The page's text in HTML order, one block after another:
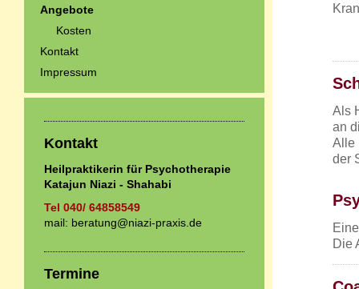
Angebote
Kosten
Kontakt
Impressum
Kontakt
Heilpraktikerin für Psychotherapie
Katajun Niazi - Shahabi
Tel 040/ 64858549
mail: beratung@niazi-praxis.de
Termine
Als
an
Alle
der
Die